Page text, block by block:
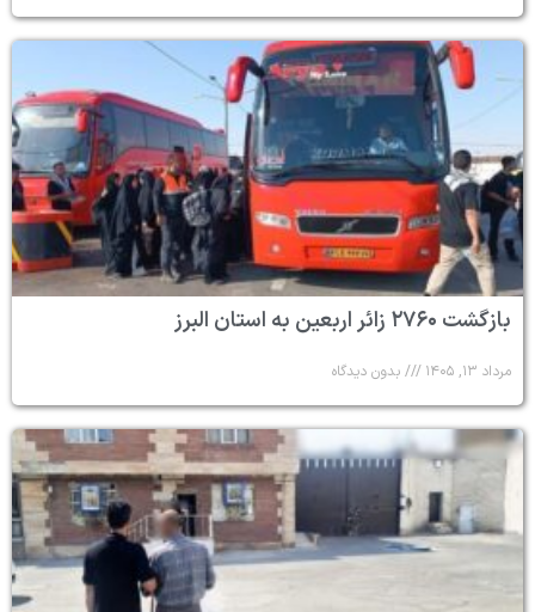
بازگشت ۲۷۶۰ زائر اربعین به استان البرز
مرداد ۱۳, ۱۴۰۵ بدون دیدگاه